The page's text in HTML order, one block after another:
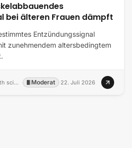
bei älteren Frauen dämpft
Entzündungssignal
zunehmendem altersbedingtem
Journal of sport and health science · Moderat ·22. Juli 2026